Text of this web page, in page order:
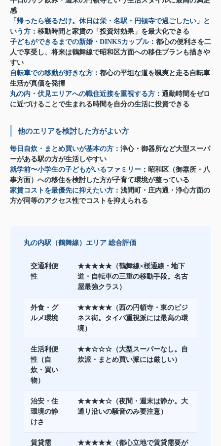
感
「帰ったら寝るだけ。休日は栄・名駅・円頓寺で過ごしたい」と
いう方 ：移動時間と家賃の「投資対効果」を最大化できる
子どもができるまでの新婚・DINKSカップル：都心の便利さを二
人で享受し、将来は鶴舞線で昭和区方面への移住プランも描きや
すい
自転車での移動が好きな方 ：都心の平坦な道を颯爽と走る自転車
生活が真価を発揮
丸の内・伏見エリアへの職住近接を重視する方 ：通勤時間をゼロ
に近づけることで生まれる時間を自分の生活に投資できる
他のエリアを検討した方がよい方
毎日自炊・まとめ買いが基本の方 ：浄心・御器所など大型スーパ
ーがある駅の方が生活しやすい
就学前〜小学生の子どもがいるファミリー ：昭和区（御器所・八
事方面）への移住を検討した方が子育て環境が整っている
家賃コストを最優先に抑えたい方 ：浅間町・庄内通・浄心方面の
方が同等のアクセス性でコストを抑えられる
丸の内駅（鶴舞線）エリア 総合評価
交通利便
性
★★★★★（鶴舞線×桜通線・地下
道・自転車の三重の移動手段。名古
屋最強クラス）
外食・グ
ルメ環境
★★★★★（西の円頓寺・東のビジ
ネス街。タイパ重視派には最高の環
境）
生活利便
性（自
炊・買い
物）
★★☆☆☆（大型スーパーなし。自
炊派・まとめ買い派には厳しい）
治安・住
環境の静
けさ
★★★★☆（夜間・週末は静か。大
通り沿いの騒音のみ要注意）
賃貸需 ★★★★★（都心立地で賃貸需要が